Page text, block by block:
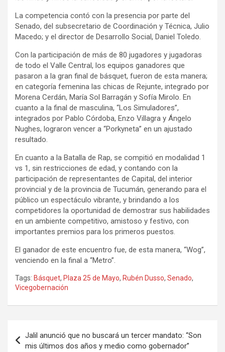
La competencia contó con la presencia por parte del
Senado, del subsecretario de Coordinación y Técnica, Julio
Macedo; y el director de Desarrollo Social, Daniel Toledo.
Con la participación de más de 80 jugadores y jugadoras
de todo el Valle Central, los equipos ganadores que
pasaron a la gran final de básquet, fueron de esta manera;
en categoría femenina las chicas de Rejunte, integrado por
Morena Cerdán, María Sol Barragán y Sofía Mirolo. En
cuanto a la final de masculina, “Los Simuladores”,
integrados por Pablo Córdoba, Enzo Villagra y Ángelo
Nughes, lograron vencer a “Porkyneta” en un ajustado
resultado.
En cuanto a la Batalla de Rap, se compitió en modalidad 1
vs 1, sin restricciones de edad, y contando con la
participación de representantes de Capital, del interior
provincial y de la provincia de Tucumán, generando para el
público un espectáculo vibrante, y brindando a los
competidores la oportunidad de demostrar sus habilidades
en un ambiente competitivo, amistoso y festivo, con
importantes premios para los primeros puestos.
El ganador de este encuentro fue, de esta manera, “Wog”,
venciendo en la final a “Metro”.
Tags: Básquet, Plaza 25 de Mayo, Rubén Dusso, Senado,
Vicegobernación
de
Jalil anunció que no buscará un tercer mandato: “Son
mis últimos dos años y medio como gobernador”